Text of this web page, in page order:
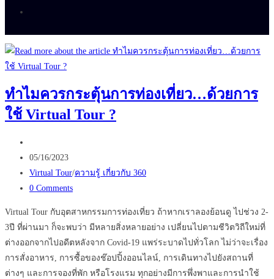
ทำไมควรกระตุ้นการท่องเที่ยว…ด้วยการ
ใช้ Virtual Tour ?
author:
Post
published:
05/16/2023
Post
category:
Virtual Tour/ความรู้ เกี่ยวกับ 360
Post
0 Comments
Virtual Tour กับอุตสาหกรรมการท่องเที่ยว ถ้าหากเราลองย้อนดู ไปช่วง 2-
3ปี ที่ผ่านมา ก็จะพบว่า มีหลายสิ่งหลายอย่าง เปลี่ยนไปตามชีวิตวิถีใหม่ที่
ต่างออกจากไปอดีตหลังจาก Covid-19 แพร่ระบาดไปทั่วโลก ไม่ว่าจะเรื่อง
การสั่งอาหาร, การซื้อของช๊อปปิ้งออนไลน์, การเดินทางไปยังสถานที่
ต่างๆ และการจองที่พัก หรือโรงแรม ทุกอย่างมีการพึ่งพาและการนำใช้